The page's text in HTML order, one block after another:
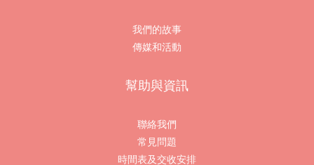
我們的故事
傳媒和活動
幫助與資訊
聯絡我們
常見問題
時間表及交收安排